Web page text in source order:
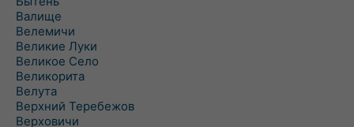
Валище
Велемичи
Великие Луки
Великое Село
Великорита
Велута
Верхний Теребежов
Верховичи